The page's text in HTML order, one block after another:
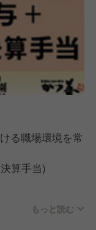
る職場環境を常
算手当)
金2200万円)
もっと読む